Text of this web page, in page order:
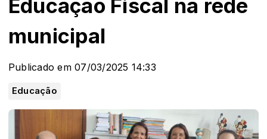
Educação Fiscal na rede
municipal
Publicado em 07/03/2025 14:33
Educação